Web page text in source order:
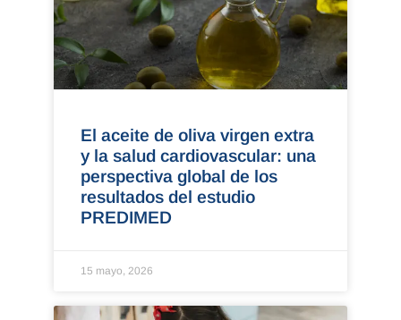
El aceite de oliva virgen extra
y la salud cardiovascular: una
perspectiva global de los
resultados del estudio
PREDIMED
15 mayo, 2026